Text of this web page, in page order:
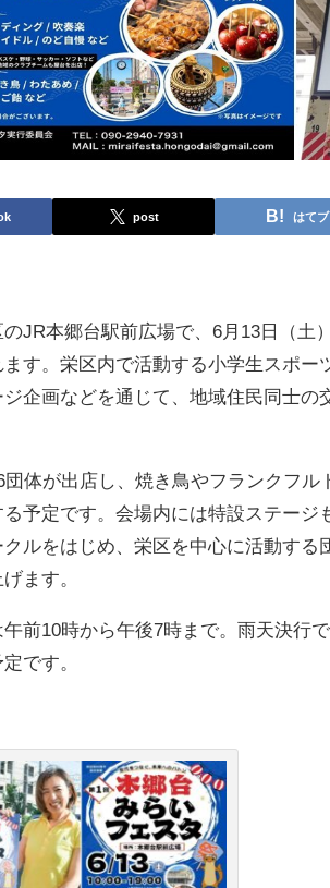
post はてブ
JR本郷台駅前広場で、6月13日（土
ます。栄区内で活動する小学生スポ
企画などを通じて、地域住民同士
団体が出店し、焼き鳥やフランクフ
る予定です。会場内には特設ステー
クルをはじめ、栄区を中心に活動す
ます。
午前10時から午後7時まで。雨天決行
です。